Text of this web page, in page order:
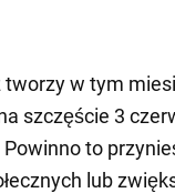
w tym
szczęście 3
to
lub